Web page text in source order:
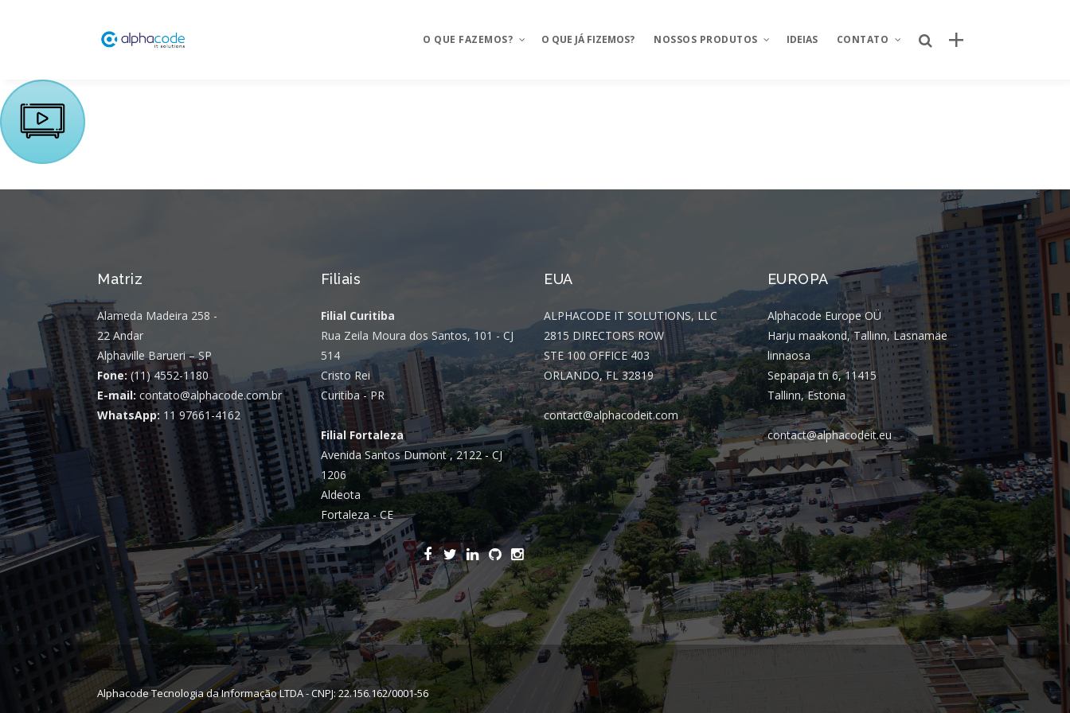
redes de restaurantes?
Quem criou o novo site da Taco Bell
Brasil? Descubra como o projeto foi
Quem criou o aplicativo AJFans da
Almeida Junior?
O que é conta escrow e como ela
reduz riscos em operações digitais?
PSTI: Por que essa escolha define a
estabilidade da sua operação
financeira
Comentários
Arquivos
agosto 2026
julho 2026
abril 2026
março 2026
O QUE FAZEMOS?
Integrações
FMS e Delivery Próprio
Sistemas de gestão
E-commerce
Vtex E-commerce
Sites e PWAs
Alexa Skills
Growth Hacking
IOT
Squad as a Service
Desenvolvimento Sob
Medida
Outsourcing
O QUE JÁ FIZEMOS? NOSSOS PRODUTOS
Mosaico Food
Mosaico Logistica
Sustentação de projetos
Integrações
IDEIAS CONTATO
Fale conosco
Matriz
Alameda Madeira 258 -
22 Andar
Alphaville Barueri – SP
Fone: (11) 4552-1180
E-mail: contato@alphacode.com.br
WhatsApp: 11 97661-4162
Filiais
Filial Curitiba
Rua Zeila Moura dos Santos, 101 - CJ
514
Cristo Rei
Curitiba - PR
Filial Fortaleza
Avenida Santos Dumont , 2122 - CJ
1206
Aldeota
Fortaleza - CE
EUA
ALPHACODE IT SOLUTIONS, LLC
2815 DIRECTORS ROW
STE 100 OFFICE 403
ORLANDO, FL 32819
contact@alphacodeit.com
EUROPA
Alphacode Europe OÜ
Harju maakond, Tallinn, Lasnamäe
linnaosa
Sepapaja tn 6, 11415
Tallinn, Estonia
contact@alphacodeit.eu
Alphacode Tecnologia da Informação LTDA - CNPJ: 22.156.162/0001-56